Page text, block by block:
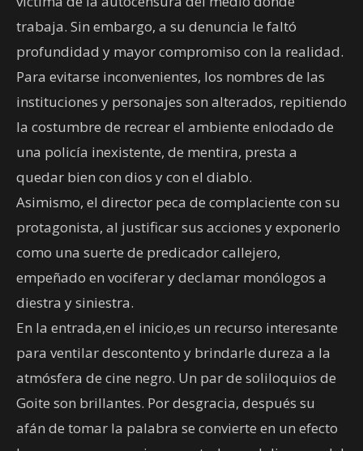
trabaja. Sin embargo, a su denuncia le faltó
profundidad y mayor compromiso con la realidad.
Para evitarse inconvenientes, los nombres de las
instituciones y personajes son alterados, repitiendo
la costumbre de recrear el ambiente enlodado de
una policía inexistente, de mentira, presta a
quedar bien con dios y con el diablo.
Asimismo, el director peca de complaciente con su
protagonista, al justificar sus acciones y exponerlo
como una suerte de predicador callejero,
empeñado en vociferar y declamar monólogos a
diestra y siniestra.
En la entrada,en el inicio,es un recurso interesante
para ventilar descontento y brindarle dureza a la
atmósfera de cine negro. Un par de soliloquios de
Goite son brillantes. Por desgracia, después su
afán de tomar la palabra se convierte en un efecto